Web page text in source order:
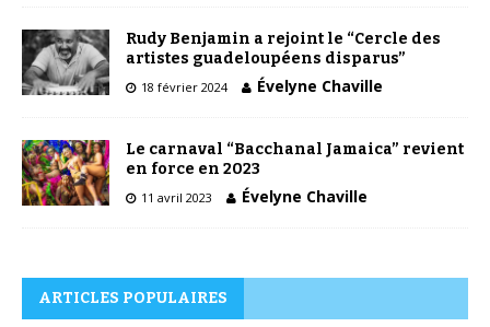
Rudy Benjamin a rejoint le “Cercle des
artistes guadeloupéens disparus”
18 février 2024 Évelyne Chaville
Le carnaval “Bacchanal Jamaica” revient
en force en 2023
11 avril 2023 Évelyne Chaville
ARTICLES POPULAIRES